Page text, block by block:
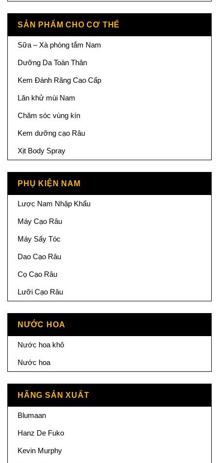
SẢN PHẨM CHO CƠ THỂ
Sữa – Xà phòng tắm Nam
Dưỡng Da Toàn Thân
Kem Đánh Răng Cao Cấp
Lăn khử mùi Nam
Chăm sóc vùng kín
Kem dưỡng cạo Râu
Xịt Body Spray
PHỤ KIỆN NAM
Lược Nam Nhập Khẩu
Máy Cạo Râu
Máy Sấy Tóc
Dao Cạo Râu
Cọ Cạo Râu
Lưỡi Cạo Râu
NƯỚC HOA
Nước hoa khô
Nước hoa
HÃNG SẢN XUẤT
Blumaan
Hanz De Fuko
Kevin Murphy